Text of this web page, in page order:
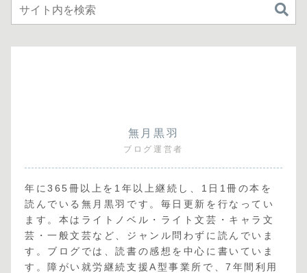
無月黒羽
ブログ運営者
年に365冊以上を1年以上継続し、1日1冊の本を
読んでいる無月黒羽です。毎日更新を行なってい
ます。本はライトノベル・ライト文芸・キャラ文
芸・一般文芸など、ジャンル問わずに読んでいま
す。ブログでは、読書の感想を中心に書いていま
す。障がい就労継続支援A型事業所で、7年間利用